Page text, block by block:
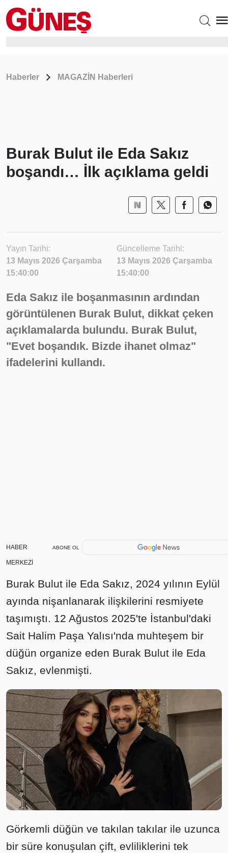
Haberler MAGAZİN Haberleri
Burak Bulut ile Eda Sakız
boşandı… İlk açıklama geldi
Yayın Tarihi:
13 Mayıs 2026 Çarşamba
15:40:00
Güncelleme Tarihi:
13 Mayıs 2026 Çarşamba
15:40:00
Eda Sakız ile boşanmasının ardından
görüntülenen Burak Bulut, dikkat çeken
açıklamalarda bulundu. Burak Bulut,
"Evet boşandık. Bizde ihanet olmaz"
ifadelerini kullandı.
HABER
MERKEZİ
ABONE OL
Burak Bulut ile Eda Sakız, 2024 yılının Eylül
ayında nişanlanarak ilişkilerini resmiyete
taşımıştı. 12 Ağustos 2025'te İstanbul'daki
Sait Halim Paşa Yalısı'nda muhteşem bir
düğün organize eden Burak Bulut ile Eda
Sakız, evlenmişti.
Görkemli düğün ve takılan takılar ile uzunca
bir süre konuşulan çift, evliliklerini tek